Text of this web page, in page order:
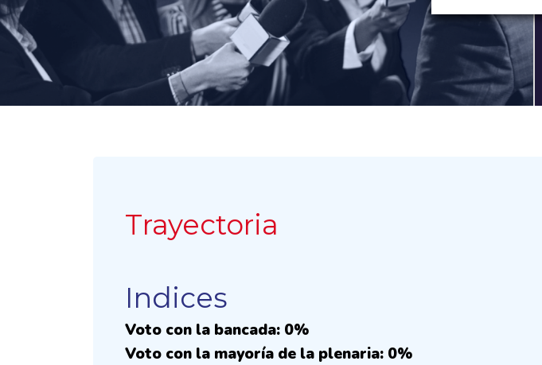
Trayectoria
Indices
Voto con la bancada: 0%
Voto con la mayoría de la plenaria: 0%